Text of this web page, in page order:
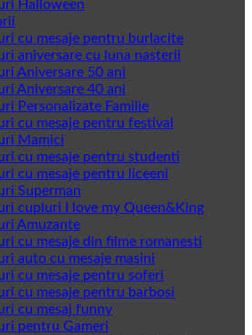
Halloween
cu mesaje pentru burlacite
aniversare cu luna nasterii
Aniversare 50 ani
Aniversare 40 ani
Personalizate Familie
cu mesaje pentru festival
Mamici
cu mesaje pentru studenti
cu mesaje pentru liceeni
Superman
cupluri I love my Queen&King
Amuzante
cu mesaje din filme romanesti
auto cu mesaje masini
cu mesaje pentru soferi
cu mesaje pentru barbosi
cu mesaj funny
pentru Gameri